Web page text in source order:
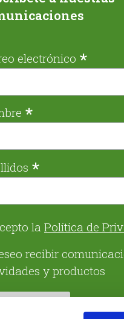
electrónico *
*
*
laPolítica de
recibir
y productos